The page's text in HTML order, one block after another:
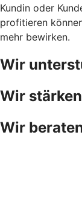
Kundin oder
profitieren
mehr bewirken.
Wir
Wir
Wir